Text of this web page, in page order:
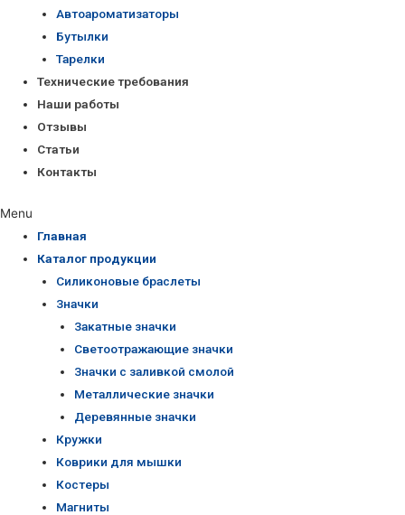
Автоароматизаторы
Бутылки
Тарелки
Технические требования
Наши работы
Отзывы
Статьи
Контакты
Menu
Главная
Каталог продукции
Силиконовые браслеты
Значки
Закатные значки
Светоотражающие значки
Значки с заливкой смолой
Металлические значки
Деревянные значки
Кружки
Коврики для мышки
Костеры
Магниты